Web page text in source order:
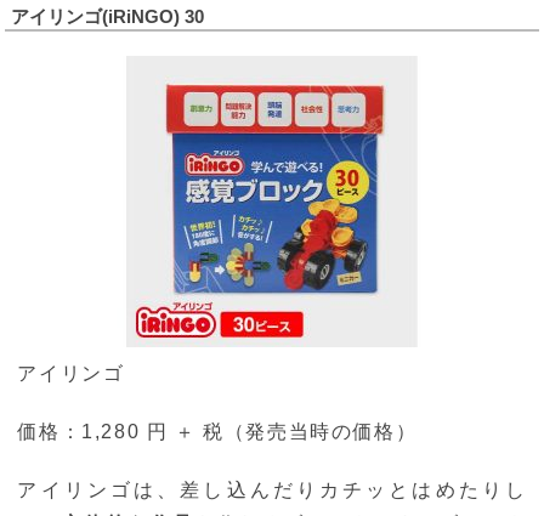
アイリンゴ(iRiNGO) 30
アイリンゴ
価格：1,280 円 ＋ 税（発売当時の価格）
アイリンゴは、差し込んだりカチッとはめたりし